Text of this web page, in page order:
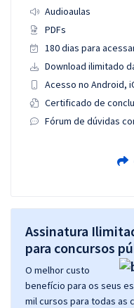
Audioaulas
PDFs
180 dias para
Download ilimitado
Acesso no Android,
Certificado de
Fórum de dúvidas
Assinatura
para concursos
O melhor custo
benefício para os seus
mil cursos para todas as